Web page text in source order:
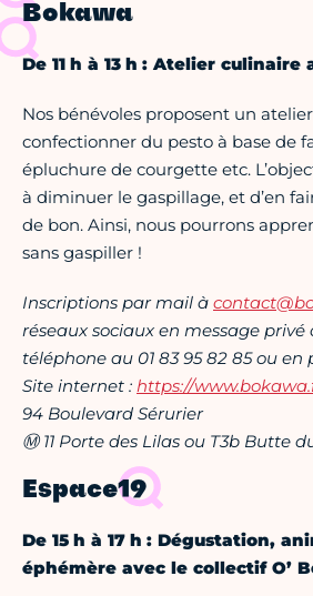
Bokawa
De 11 h à 13 h : Atelier
Nos bénévoles proposent un
confectionner du pesto à base de
épluchure de courgette etc.
à diminuer le gaspillage, et d’en
de bon. Ainsi, nous pourrons
sans gaspiller !
Inscriptions par mail à
réseaux sociaux en message privé
téléphone au 01 83 95 82 85 ou
Site internet : https://
94 Boulevard Sérurier
Ⓜ 11 Porte des Lilas ou T3b Butte
Espace19
De 15 h à 17 h : Dégustation,
éphémère avec le collectif O’